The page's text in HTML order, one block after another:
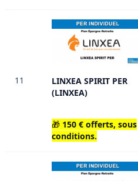
11
LINXEA SPIRIT PER
(LINXEA)
🎁 150 € offerts, sous
conditions.